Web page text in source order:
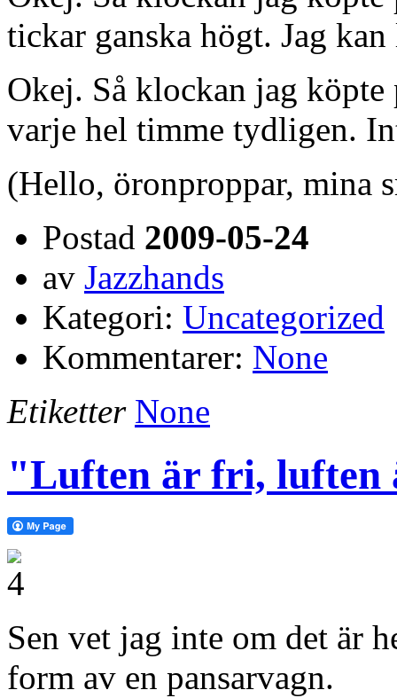
tickar ganska högt. Jag
Okej. Så klockan jag
varje hel timme tydligen.
(Hello, öronproppar, mina
Postad 2009-05-24
av Jazzhands
Kategori: Uncategorized
Kommentarer: None
Etiketter None
"Luften är fri,
Sen vet jag inte om det är
form av en pansarvagn.